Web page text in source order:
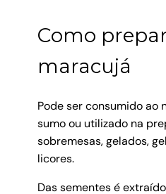
Como
maracujá
Pode ser consumido ao
sumo ou utilizado na
sobremesas, gelados,
licores.
Das sementes é